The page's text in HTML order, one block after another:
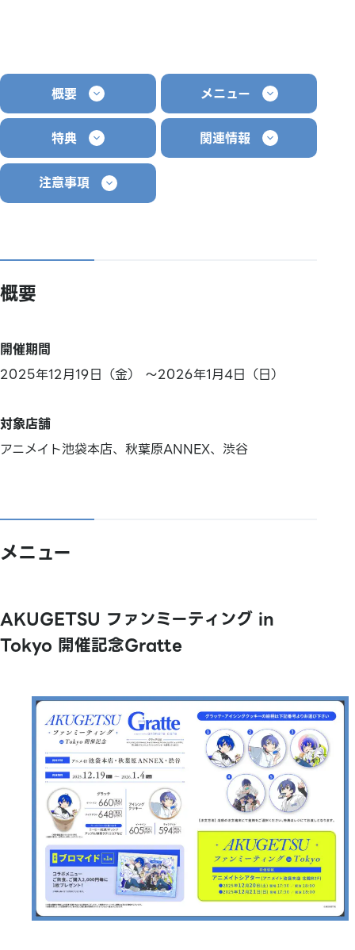
概要 メニュー
特典 関連情報
注意事項
概要
開催期間
2025年12月19日（金） ～2026年1月4日（日）
対象店舗
アニメイト池袋本店、秋葉原ANNEX、渋谷
メニュー
AKUGETSU ファンミーティング in
Tokyo 開催記念Gratte